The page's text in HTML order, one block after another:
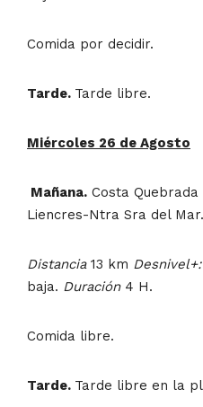
Comida por decidir.
Tarde. Tarde libre.
Miércoles 26 de Agosto
Mañana. Costa
Liencres-Ntra Sra del Mar.
Distancia13 km Desnivel+:
baja. Duración4 H.
Comida libre.
Tarde. Tarde libre en la